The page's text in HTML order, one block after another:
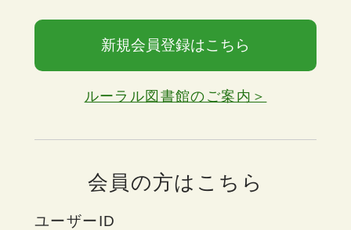
新規会員登録はこちら
ルーラル図書館のご案内＞
会員の方はこちら
ユーザーID